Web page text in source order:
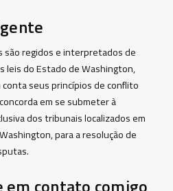
são regidos e interpretados de
leis do Estado de Washington,
conta seus princípios de conflito
em se submeter à
dos tribunais localizados em
para a resolução de